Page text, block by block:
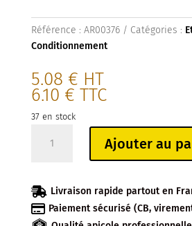
Référence : AR00376 Catégories :
Conditionnement
5.08 € HT
6.10 € TTC
37 en stock
(par
1000)
Ajouter au
 Livraison rapide partout en
 Paiement sécurisé (CB,